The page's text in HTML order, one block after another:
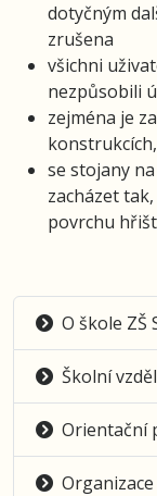
dotyčným
zrušena
všichni
nezpůsobili
zejména je
se stojany
zacházet
povrchu
O škole ZŠ
Školní
Orientační